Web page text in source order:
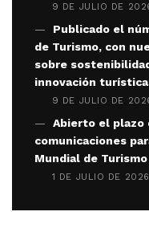
9 DE JULIO DE
Publicado el
de Turismo, con
sobre
innovación turística
9 DE JULIO DE
Abierto el plazo
comunicaciones
Mundial de
1 DE JULIO DE 2026